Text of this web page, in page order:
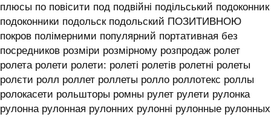
плюсы по повісити под подвійні подільський подоконник
подоконники подольск подольский ПОЗИТИВНОЮ
покров полімерними популярний портативная без
посредников розміри розмірному розпродаж ролет
ролета ролети ролети: ролеті ролетів ролетні ролеты
ролєти ролл роллет роллеты ролло роллотекс роллы
ролокасети рольшторы ромны рулет рулети рулонка
рулонна рулонная рулонних рулонні рулонные рулонных